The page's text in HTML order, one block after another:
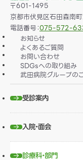
〒601-1495
京都市伏見区石田森南
電話番号：075-572-
お知らせ
よくあるご質問
お問い合わせ
SDGsへの取り組み
武田病院グループの
受診案内
入院・面会
診療科・部門